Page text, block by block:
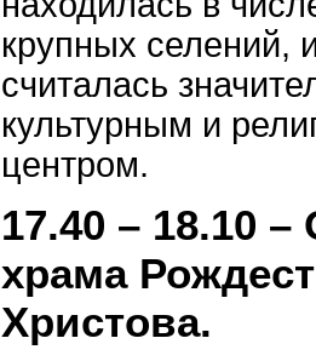
крупных селений,
считалась
культурным и
центром.
17.40 – 18.10
храма
Христова.